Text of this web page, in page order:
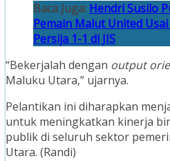
Baca Juga: Hendri Susilo
Pemain Malut United
Persija 1-1 di JIS
“Bekerjalah dengan output
Maluku Utara,” ujarnya.
Pelantikan ini diharapkan
untuk meningkatkan kinerja
publik di seluruh sektor
Utara. (Randi)